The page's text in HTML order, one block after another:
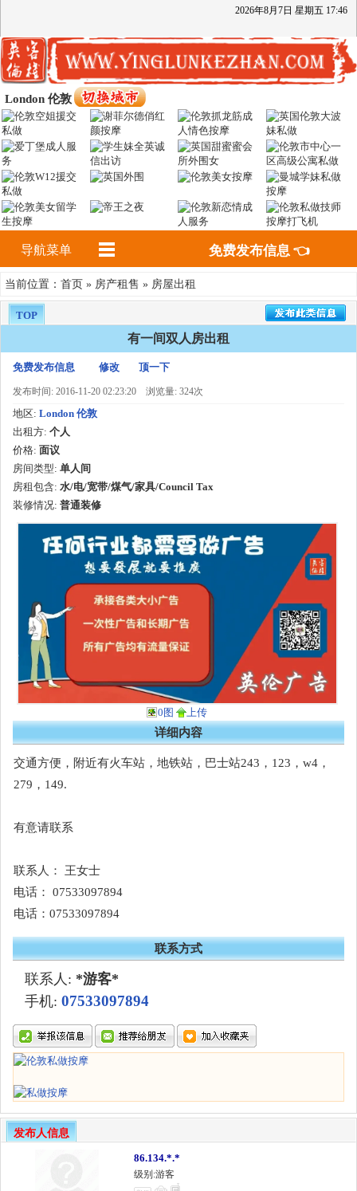
2026年8月 7日 星期五 17:46
London 伦敦
导航菜单 免费发布信息 👈
当前位置： 首页 » 房产租售 » 房屋出租
TOP
有一间双人房出租
免费发布信息 修改 顶一下
发布时间: 2016-11-20 02:23:20 浏览量: 324次
地区: London 伦敦
出租方: 个人
价格: 面议
房间类型: 单人间
房租包含: 水/电/宽带/煤气/家具/Council Tax
装修情况: 普通装修
0图 上传
详细内容
交通方便，附近有火车站，地铁站，巴士站243，123，w4，
279，149.
有意请联系
联系人： 王女士
电话： 07533097894
电话：07533097894
联系方式
联系人: *游客*
手机: 07533097894
发布人信息
86.134.*.*
级别:游客